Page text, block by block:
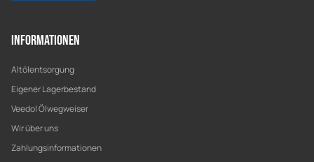
Informationen
Altölentsorgung
Eigener Lagerbestand
Veedol Ölwegweiser
Wir über uns
Zahlungsinformationen